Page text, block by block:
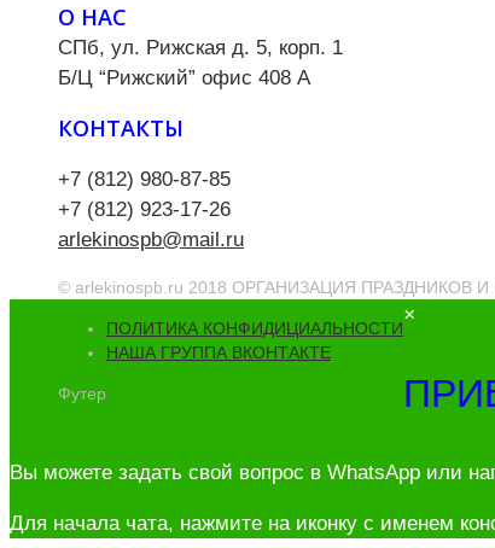
О НАС
СПб, ул. Рижская д. 5, корп. 1
Б/Ц “Рижский” офис 408 А
КОНТАКТЫ
+7 (812) 980-87-85
+7 (812) 923-17-26
arlekinospb@mail.ru
© arlekinospb.ru 2018 ОРГАНИЗАЦИЯ ПРАЗДНИКОВ
ПОЛИТИКА КОНФИДИЦИАЛЬНОСТИ
НАША ГРУППА ВКОНТАКТЕ
Футер
×
Вы можете задать свой вопрос в WhatsApp или
Для начала чата, нажмите на иконку с именем